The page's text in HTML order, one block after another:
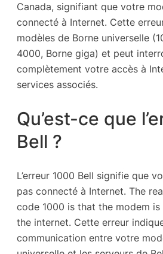
Canada, signifiant que votre
connecté à Internet. Cette
modèles de Borne universelle
4000, Borne giga) et peut
complètement votre accès à
services associés.
Qu’est-ce que
Bell ?
L’erreur 1000 Bell signifie que
pas connecté à Internet. The
code 1000 is that the modem
the internet. Cette erreur
communication entre votre